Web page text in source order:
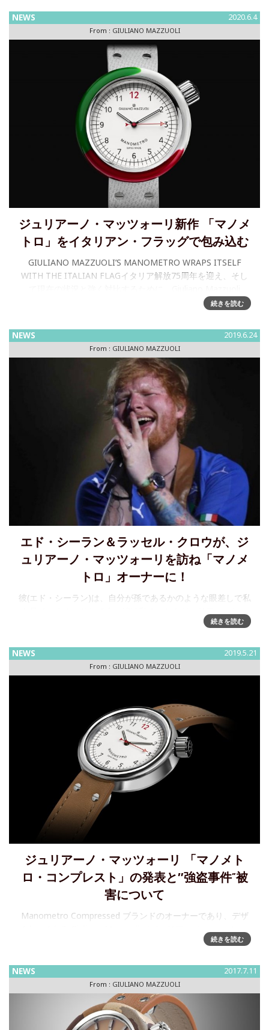
NEWS 2020.6.4
From : GIULIANO MAZZUOLI
ジュリアーノ・マッツォーリ新作 「マノメ
トロ」をイタリアン・フラッグで包み込む
GIULIANO MAZZUOLI’S MANOMETRO WRAPS ITSELF
WITH THE ITALIAN FLAGイタリア解放75周年を迎え、そし
続きを読む
NEWS 2019.6.24
From : GIULIANO MAZZUOLI
エド・シーラン＆ラッセル・クロウが、ジ
ュリアーノ・マッツォーリを訪ね「マノメ
トロ」オーナーに！
彼(エド・シーラン)は、自分が孫であるかのような眼差しで私
ちゃんとして覚えてくれています。 - Giuliano Mazzuoli あの
続きを読む
NEWS 2019.5.21
From : GIULIANO MAZZUOLI
ジュリアーノ・マッツォーリ 「マノメト
ロ・コンプレスト」の発表と″強盗事件”被
害について
Manometro Compressed ブランドのオーナーであり、デザ
リ）が、プレッシャー・ゲージからインスピレーションを得
続きを読む
NEWS 2017.7.11
From : GIULIANO MAZZUOLI